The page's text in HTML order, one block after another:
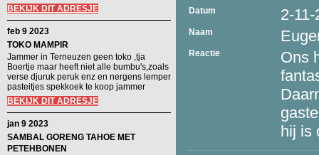
BEKIJK DIT ADRESJE
feb 9 2023
TOKO MAMPIR
Jammer in Terneuzen geen toko ,tja
Boertje maar heeft niet alle bumbu's,zoals
verse djuruk peruk enz en nergens lemper
pasteitjes spekkoek te koop jammer
BEKIJK DIT ADRESJE
jan 9 2023
SAMBAL GORENG TAHOE MET
PETEHBONEN
Datum 2-
Naam
Reactie
Ons
hij is